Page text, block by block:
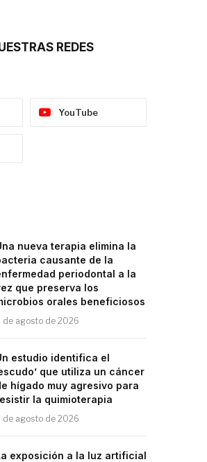
REDES
YouTube
nueva terapia elimina la
causante de la
periodontal a la
que preserva los
orales beneficiosos
de agosto de 2026
estudio identifica el
que utiliza un cáncer
hígado muy agresivo para
la quimioterapia
de agosto de 2026
exposición a la luz artificial